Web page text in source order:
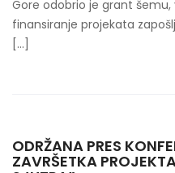
Gore odobrio je grant
finansiranje projekata
[…]
ODRŽANA PRES
ZAVRŠETKA